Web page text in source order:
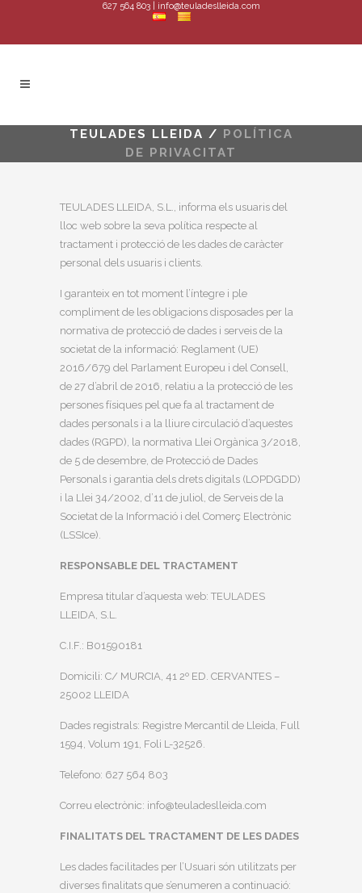
627 564 803 | info@teuladeslleida.com
TEULADES LLEIDA / POLÍTICA
DE PRIVACITAT
TEULADES LLEIDA, S.L., informa els usuaris del
lloc web sobre la seva política respecte al
tractament i protecció de les dades de caràcter
personal dels usuaris i clients.
I garanteix en tot moment l’íntegre i ple
compliment de les obligacions disposades per la
normativa de protecció de dades i serveis de la
societat de la informació: Reglament (UE)
2016/679 del Parlament Europeu i del Consell,
de 27 d’abril de 2016, relatiu a la protecció de les
persones físiques pel que fa al tractament de
dades personals i a la lliure circulació d’aquestes
dades (RGPD), la normativa Llei Orgànica 3/2018,
de 5 de desembre, de Protecció de Dades
Personals i garantia dels drets digitals (LOPDGDD)
i la Llei 34/2002, d’11 de juliol, de Serveis de la
Societat de la Informació i del Comerç Electrònic
(LSSIce).
RESPONSABLE DEL TRACTAMENT
Empresa titular d’aquesta web: TEULADES
LLEIDA, S.L.
C.I.F.: B01590181
Domicili: C/ MURCIA, 41 2º ED. CERVANTES –
25002 LLEIDA
Dades registrals: Registre Mercantil de Lleida, Full
1594, Volum 191, Foli L-32526.
Telefono: 627 564 803
Correu electrònic: info@teuladeslleida.com
FINALITATS DEL TRACTAMENT DE LES DADES
Les dades facilitades per l’Usuari són utilitzats per
diverses finalitats que s’enumeren a continuació: